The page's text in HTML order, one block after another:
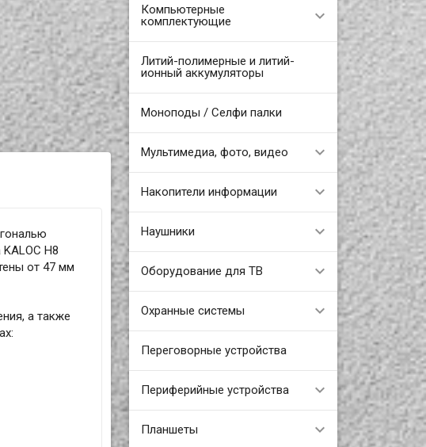
Компьютерные
комплектующие
Литий-полимерные и литий-
ионный аккумуляторы
Моноподы / Селфи палки
Мультимедиа, фото, видео
Накопители информации
Наушники
Оборудование для ТВ
Охранные системы
Переговорные устройства
Периферийные устройства
Планшеты
H8
от 47 мм
а также